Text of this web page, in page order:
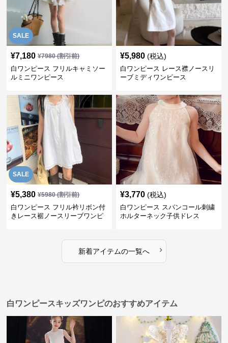
SALE
¥7,180 ¥7980(割引前)
白ワンピース フリルキャミソー
ルミニワンピース
¥5,980 (税込)
白ワンピース レース襟ノースリ
ーブミディワンピース
SALE
¥5,380 ¥5980(割引前)
白ワンピース フリル衿リボン付
きレース裾ノースリーブワンピ
¥3,770 (税込)
白ワンピース スパンコール刺繍
ホルターネック子供ドレス
新着アイテムの一覧へ ›
白ワンピースキッズワンピのおすすめアイテム